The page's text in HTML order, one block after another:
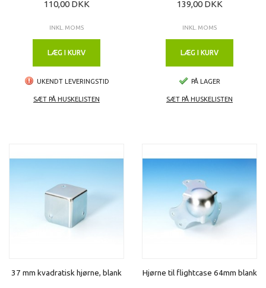
110,00 DKK
INKL. MOMS
LÆG I KURV
UKENDT LEVERINGSTID
SÆT PÅ HUSKELISTEN
139,00 DKK
INKL. MOMS
LÆG I KURV
PÅ LAGER
SÆT PÅ HUSKELISTEN
37 mm kvadratisk hjørne, blank Hjørne til flightcase 64mm blank